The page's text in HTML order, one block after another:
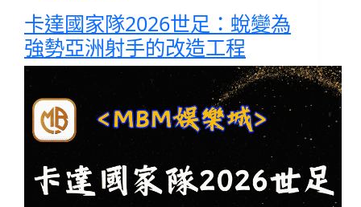
卡達國家隊2026世足：蛻變為
強勢亞洲射手的改造工程